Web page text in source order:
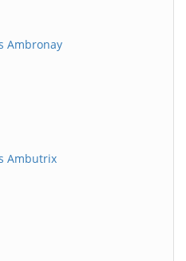
Ambronay
Ambutrix